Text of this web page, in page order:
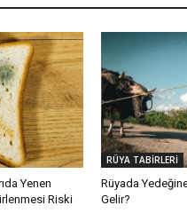
Yenen
Riski
RÜYA TABİRLERİ
Rüyada
Gelir?